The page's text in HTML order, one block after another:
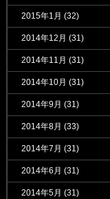
2015年1月 (32)
2014年12月 (31)
2014年11月 (31)
2014年10月 (31)
2014年9月 (31)
2014年8月 (33)
2014年7月 (31)
2014年6月 (31)
2014年5月 (31)